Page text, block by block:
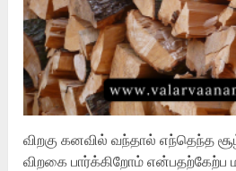
விறகு கனவில் வந்தால் எந்தெந்த
விறகை பார்க்கிறோம் என்பதற்கேற்ப